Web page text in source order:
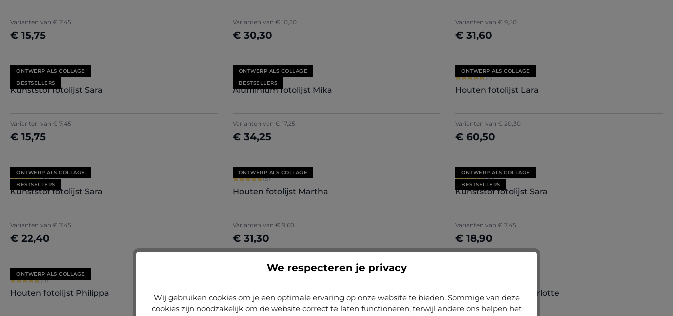
Varianten van € 7,45
€ 15,75
Nu configureren
Varianten van € 10,30
€ 30,30
Nu configureren
Varianten van € 9,50
€ 31,60
Nu configureren
ONTWERP ALS COLLAGE
BESTSELLERS
Gemiddelde waardering van 4.71 van 5 sterren
(85)
Kunststof fotolijst Sara
Varianten van € 7,45
€ 15,75
Nu configureren
ONTWERP ALS COLLAGE
BESTSELLERS
Gemiddelde waardering van 5 van 5 sterren
(21)
Aluminium fotolijst Mika
Varianten van € 17,25
€ 34,25
Nu configureren
ONTWERP ALS COLLAGE
Gemiddelde waardering van 4.67 van 5 sterren
(3)
Houten fotolijst Lara
Varianten van € 20,30
€ 60,50
Nu configureren
ONTWERP ALS COLLAGE
BESTSELLERS
Gemiddelde waardering van 4.71 van 5 sterren
(85)
Kunststof fotolijst Sara
Varianten van € 7,45
€ 22,40
Nu configureren
ONTWERP ALS COLLAGE
Gemiddelde waardering van 5 van 5 sterren
(5)
Houten fotolijst Martha
Varianten van € 9,60
€ 31,30
Nu configureren
ONTWERP ALS COLLAGE
BESTSELLERS
Gemiddelde waardering van 4.71 van 5 sterren
(85)
Kunststof fotolijst Sara
Varianten van € 7,45
€ 18,90
Nu configureren
ONTWERP ALS COLLAGE
Gemiddelde waardering van 4.75 van 5 sterren
(8)
Houten fotolijst Philippa
ONTWERP ALS COLLAGE
Vintage houten fotolijst Hannah Houten fotolijst Charlotte
We respecteren je privacy
Wij gebruiken cookies om je een optimale ervaring op onze website te bieden. Sommige van deze
cookies zijn noodzakelijk om de website correct te laten functioneren, terwijl andere ons helpen het